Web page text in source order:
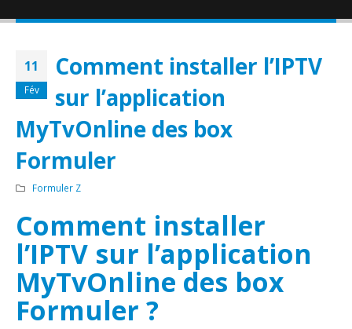
11
Fév
Comment installer l’IPTV
sur l’application
MyTvOnline des box
Formuler
Formuler Z
Comment installer
l’IPTV sur l’application
MyTvOnline des box
Formuler ?